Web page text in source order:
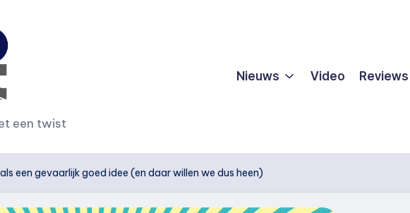
een twist
Nieuws Video Reviews
een gevaarlijk goed idee (en daar willen we dus heen)